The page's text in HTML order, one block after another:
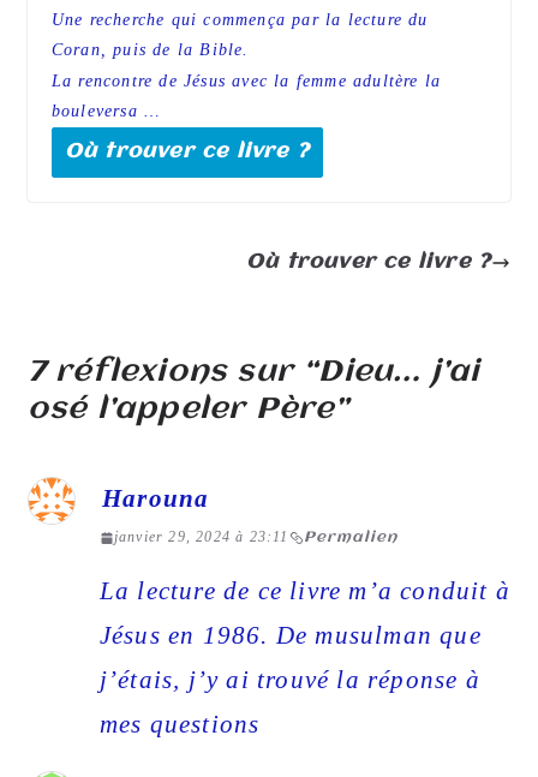
Une recherche qui commença par la lecture du
Coran, puis de la Bible.
La rencontre de Jésus avec la femme adultère la
bouleversa …
Où trouver ce livre ?
Où trouver ce livre ?
7 réflexions sur “Dieu… j’ai
osé l’appeler Père”
Harouna
janvier 29, 2024 à 23:11 Permalien
La lecture de ce livre m’a conduit à
Jésus en 1986. De musulman que
j’étais, j’y ai trouvé la réponse à
mes questions